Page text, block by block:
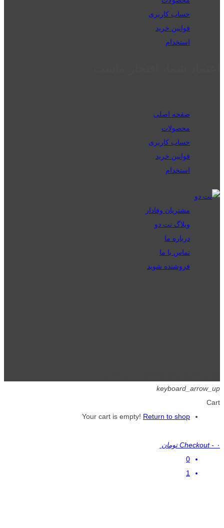
حساب کاربری
قوانین خرید
استخدام
صفحه اصلی
محصولات
حساب کاربری
قوانین خرید
استخدام
مشتریان وفادار
وبلاگ نت دو
درباره ما
تماس با ما
فروشنده شوید
keyboard_arrow_up
Cart
Your cart is empty! Return to shop
Checkout - ۰ تومان
0
1